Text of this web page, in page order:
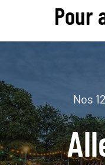
Pour
Nos